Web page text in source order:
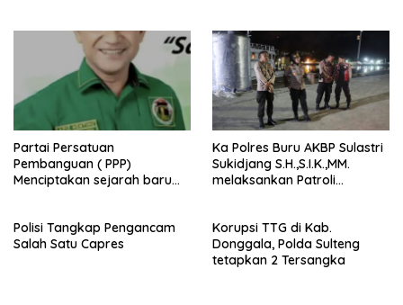
Partai Persatuan
Pembanguan ( PPP)
Menciptakan sejarah baru
Buru (Namlea).
Ka Polres Buru AKBP Sulastri
Sukidjang S.H.,S.I.K.,MM.
melaksankan Patroli
Polisi Tangkap Pengancam
Salah Satu Capres
Korupsi TTG di Kab.
Donggala, Polda Sulteng
tetapkan 2 Tersangka